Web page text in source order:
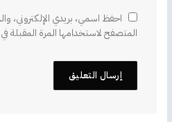
احفظ اسمي، بريدي الإلكتروني،
المتصفح لاستخدامها المرة المقبلة